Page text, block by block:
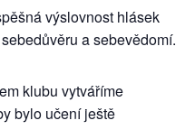
výslovnost hlásek
a sebevědomí.
klubu vytváříme
bylo učení ještě